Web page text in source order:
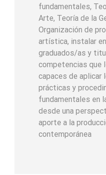
fundamentales,
Arte, Teoría de la
Organización de
artística, instalar
graduados/as y
competencias que
capaces de aplicar
prácticas y
fundamentales en
desde una
aporte a la
contemporánea